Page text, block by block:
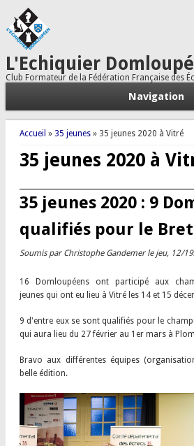
L'Echiquier
Club Formateur de la Fédération Française des
Navigation
Vous êtes ici
Accueil » 35 jeunes» 35 jeunes 2020 à Vitré
35 jeunes 2020 à
35 jeunes 2020 : 9
qualifiés pour le
Soumis par Christophe Gandemerle jeu, 12/
16 Domloupéens ont participé aux
jeunes qui ont eu lieu à Vitré les 14 et 15
9 d'entre eux se sont qualifiés pour le
qui aura lieu du 27 février au 1er mars à
Bravo aux différentes équipes
belle édition.